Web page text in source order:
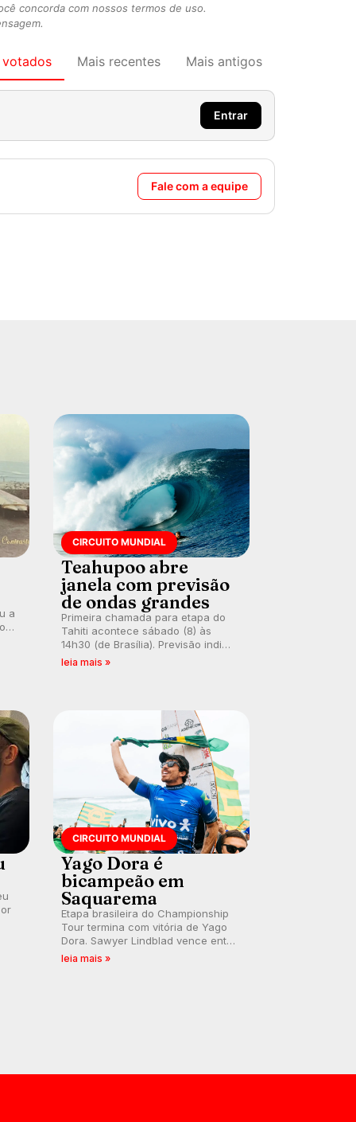
concorda com nossos termos de uso.
votados Mais recentes Mais antigos
Entrar
Fale com a equipe
a
CIRCUITO MUNDIAL
Teahupoo abre
janela com previsão
de ondas grandes
Primeira chamada para etapa do
Tahiti acontece sábado (8) às
14h30 (de Brasília). Previsão indica
swell consistente. Medina
leia mais »
CIRCUITO MUNDIAL
Yago Dora é
bicampeão em
Saquarema
Etapa brasileira do Championship
Tour termina com vitória de Yago
Dora. Sawyer Lindblad vence entre
as mulheres e Leonardo Fioravanti
leia mais »